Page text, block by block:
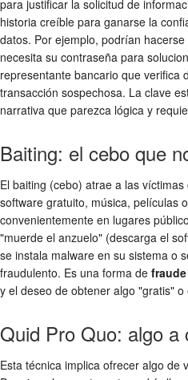
para justificar la solicitud de
historia creíble para ganarse la
datos. Por ejemplo, podrían
necesita su contraseña para
representante bancario que verifica
transacción sospechosa. La clave
narrativa que parezca lógica y
Baiting: el cebo que
El baiting (cebo) atrae a las
software gratuito, música, películas
convenientemente en lugares
"muerde el anzuelo" (descarga el
se instala malware en su sistema o
fraudulento. Es una forma de
y el deseo de obtener algo "gratis" o
Quid Pro Quo: algo a
Esta técnica implica ofrecer algo de